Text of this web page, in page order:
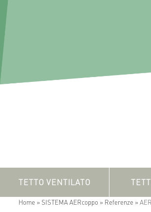
TETTO VENTILATO
Home » SISTEMA AERcoppo » Referenze »